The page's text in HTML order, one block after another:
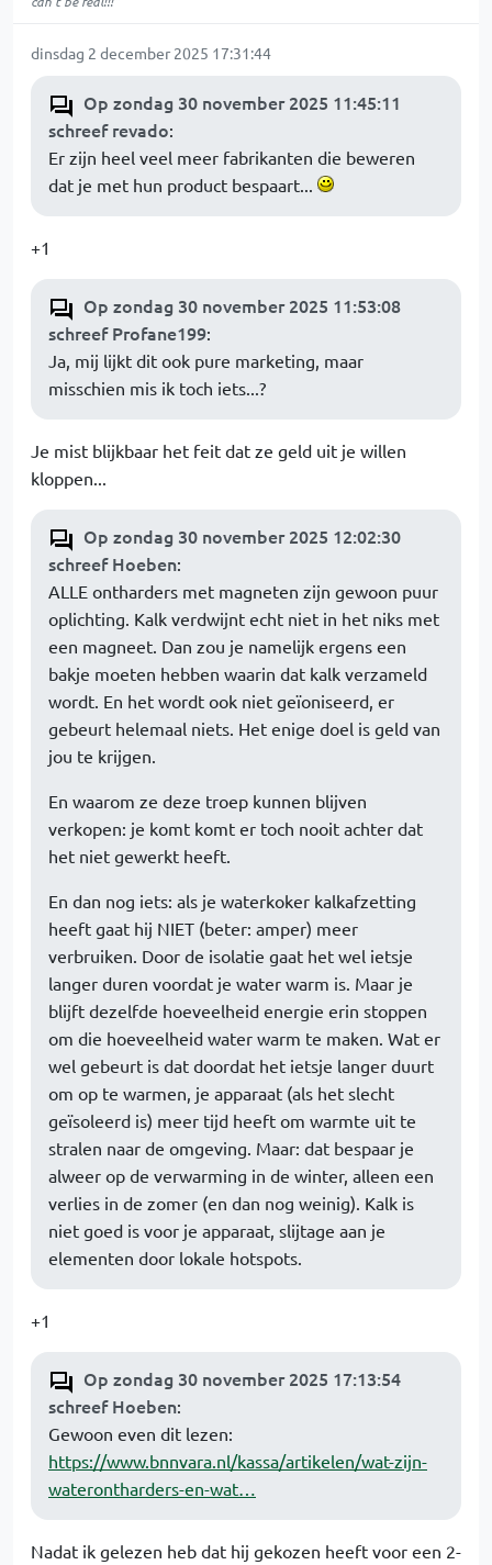
dinsdag 2 december 2025 17:31:44
Op zondag 30 november 2025 11:45:11
schreef revado:
Er zijn heel veel meer fabrikanten die beweren
dat je met hun product bespaart...
+1
Op zondag 30 november 2025 11:53:08
schreef Profane199:
Ja, mij lijkt dit ook pure marketing, maar
misschien mis ik toch iets...?
Je mist blijkbaar het feit dat ze geld uit je willen
kloppen...
Op zondag 30 november 2025 12:02:30
schreef Hoeben:
ALLE ontharders met magneten zijn gewoon puur
oplichting. Kalk verdwijnt echt niet in het niks met
een magneet. Dan zou je namelijk ergens een
bakje moeten hebben waarin dat kalk verzameld
wordt. En het wordt ook niet geïoniseerd, er
gebeurt helemaal niets. Het enige doel is geld van
jou te krijgen.
En waarom ze deze troep kunnen blijven
verkopen: je komt komt er toch nooit achter dat
het niet gewerkt heeft.
En dan nog iets: als je waterkoker kalkafzetting
heeft gaat hij NIET (beter: amper) meer
verbruiken. Door de isolatie gaat het wel ietsje
langer duren voordat je water warm is. Maar je
blijft dezelfde hoeveelheid energie erin stoppen
om die hoeveelheid water warm te maken. Wat er
wel gebeurt is dat doordat het ietsje langer duurt
om op te warmen, je apparaat (als het slecht
geïsoleerd is) meer tijd heeft om warmte uit te
stralen naar de omgeving. Maar: dat bespaar je
alweer op de verwarming in de winter, alleen een
verlies in de zomer (en dan nog weinig). Kalk is
niet goed is voor je apparaat, slijtage aan je
elementen door lokale hotspots.
+1
Op zondag 30 november 2025 17:13:54
schreef Hoeben:
Gewoon even dit lezen:
https://www.bnnvara.nl/kassa/artikelen/wat-zijn-
waterontharders-en-wat…
Nadat ik gelezen heb dat hij gekozen heeft voor een 2-